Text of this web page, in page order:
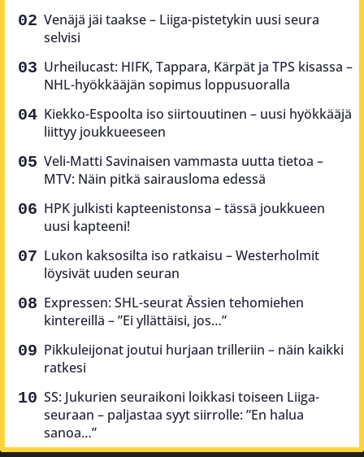
Venäjä jäi taakse – Liiga-pistetykin uusi seura
selvisi
Urheilucast: HIFK, Tappara, Kärpät ja TPS kisassa –
NHL-hyökkääjän sopimus loppusuoralla
Kiekko-Espoolta iso siirtouutinen – uusi hyökkääjä
liittyy joukkueeseen
Veli-Matti Savinaisen vammasta uutta tietoa –
MTV: Näin pitkä sairausloma edessä
HPK julkisti kapteenistonsa – tässä joukkueen
uusi kapteeni!
Lukon kaksosilta iso ratkaisu – Westerholmit
löysivät uuden seuran
Expressen: SHL-seurat Ässien tehomiehen
kintereillä – ”Ei yllättäisi, jos…”
Pikkuleijonat joutui hurjaan trilleriin – näin kaikki
ratkesi
SS: Jukurien seuraikoni loikkasi toiseen Liiga-
seuraan – paljastaa syyt siirrolle: ”En halua
sanoa…”